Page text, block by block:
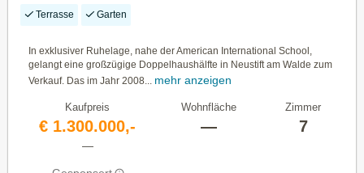
School
Terrasse Garten
In exklusiver Ruhelage, nahe der American International School,
gelangt eine großzügige Doppelhaushälfte in Neustift am Walde zum
Verkauf. Das im Jahr 2008... mehr anzeigen
Kaufpreis
€ 1.300.000,-
—
Wohnfläche
—
Zimmer
7